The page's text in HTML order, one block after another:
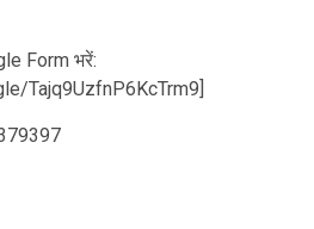
Form भरें:
Tajq9UzfnP6KcTrm9]